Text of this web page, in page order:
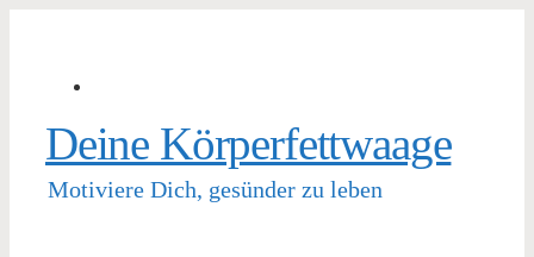
Deine Körperfettwaage
Motiviere Dich, gesünder zu leben